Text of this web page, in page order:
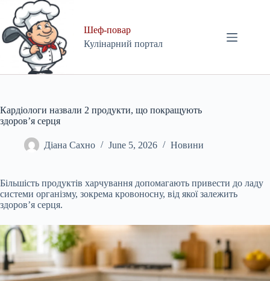
content
Шеф-повар
Кулінарний портал
Кардіологи назвали 2 продукти, що покращують
здоров’я серця
Діана Сахно June 5, 2026 Новини
Більшість продуктів харчування допомагають привести до ладу
системи організму, зокрема кровоносну, від якої залежить
здоров’я серця.